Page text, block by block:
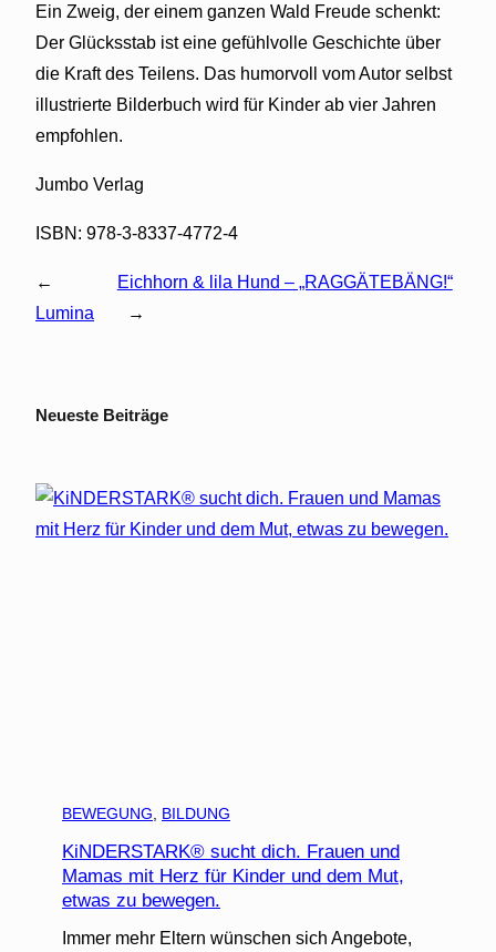
Ein Zweig, der einem ganzen Wald Freude schenkt:
Der Glücksstab ist eine gefühlvolle Geschichte über
die Kraft des Teilens. Das humorvoll vom Autor selbst
illustrierte Bilderbuch wird für Kinder ab vier Jahren
empfohlen.
Jumbo Verlag
ISBN: 978-3-8337-4772-4
←
Lumina
Eichhorn & lila Hund – „RAGGÄTEBÄNG!“
→
Neueste Beiträge
BEWEGUNG BILDUNG
KiNDERSTARK® sucht dich. Frauen und
Mamas mit Herz für Kinder und dem Mut,
etwas zu bewegen.
Immer mehr Eltern wünschen sich Angebote,